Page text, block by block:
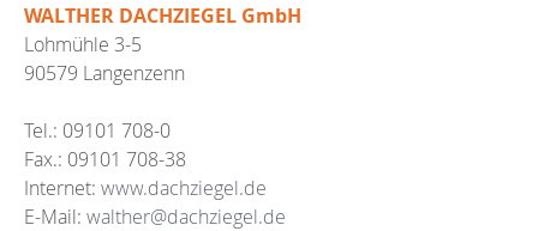
WALTHER DACHZIEGEL GmbH
Lohmühle 3-5
90579 Langenzenn
Tel.: 09101 708-0
Fax.: 09101 708-38
Internet: www.dachziegel.de
E-Mail: walther@dachziegel.de